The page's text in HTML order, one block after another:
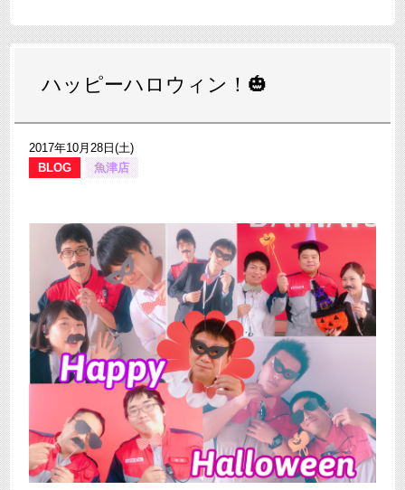
ハッピーハロウィン！🎃
2017年10月28日(土)
BLOG
魚津店